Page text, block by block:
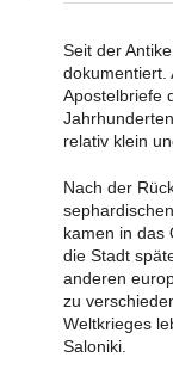
Seit der
dokumentiert.
Apostelbriefe
relativ klein
Nach der
kamen in das
die Stadt
anderen
zu
Weltkrieges
Saloniki.